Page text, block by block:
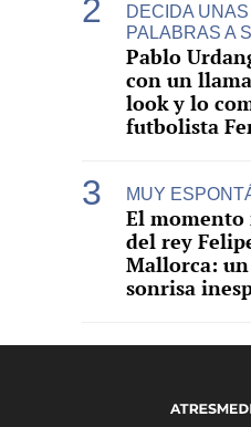
DECIDA
PALABRAS A
Pablo
con un
look y lo
futbolista
MUY
El
del rey
Mallorca: un
sonrisa